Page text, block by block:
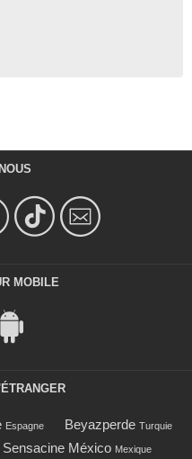
MOBILE
Espagne Beyazperde Turquie
Sensacine México Mexique